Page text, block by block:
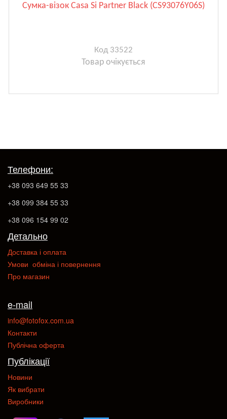
Сумка-візок Casa Si Partner Black (CS93076Y06S)
Код 33522
Товар очікується
Телефони:
+38 093 649 55 33
+38 099 384 55 33
+38 096 154 99 02
Детально
Доставка і оплата
Умови обміна і повернення
Про магазин
e-mail
info@fotofox.com.ua
Контакти
Публічна оферта
Публікації
Новини
Як вибрати
Виробники